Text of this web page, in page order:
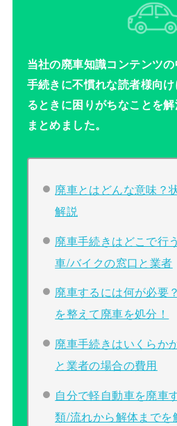
当社の廃車知識コンテンツ
手続きに不慣れな読者様向
るときに困りがちなことを
まとめました。
廃車とはどんな意味？
解説
廃車手続きはどこで行
車/バイクの窓口と業者
廃車するには何が必要
を整えて廃車を処分！
廃車手続きはいくらか
と業者の場合の費用
自分で軽自動車を廃車
類/流れから解体までを